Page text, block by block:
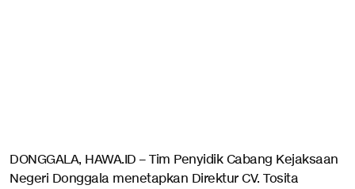
DONGGALA, HAWA.ID – Tim Penyidik Cabang Kejaksaan
Negeri Donggala menetapkan Direktur CV. Tosita